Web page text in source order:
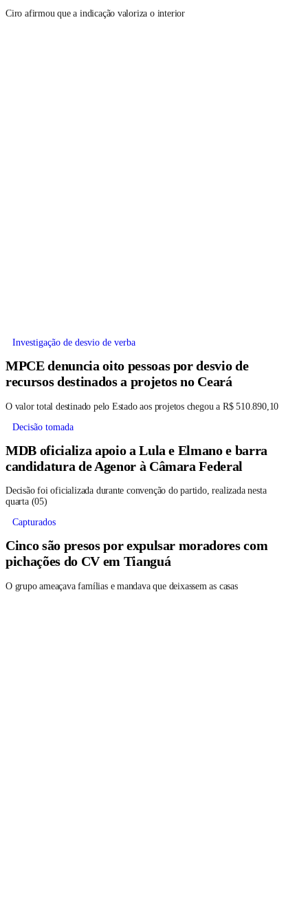
Ciro afirmou que a indicação valoriza o interior
Investigação de desvio de verba
MPCE denuncia oito pessoas por desvio de
recursos destinados a projetos no Ceará
O valor total destinado pelo Estado aos projetos chegou a R$ 510.890,10
Decisão tomada
MDB oficializa apoio a Lula e Elmano e barra
candidatura de Agenor à Câmara Federal
Decisão foi oficializada durante convenção do partido, realizada nesta
quarta (05)
Capturados
Cinco são presos por expulsar moradores com
pichações do CV em Tianguá
O grupo ameaçava famílias e mandava que deixassem as casas